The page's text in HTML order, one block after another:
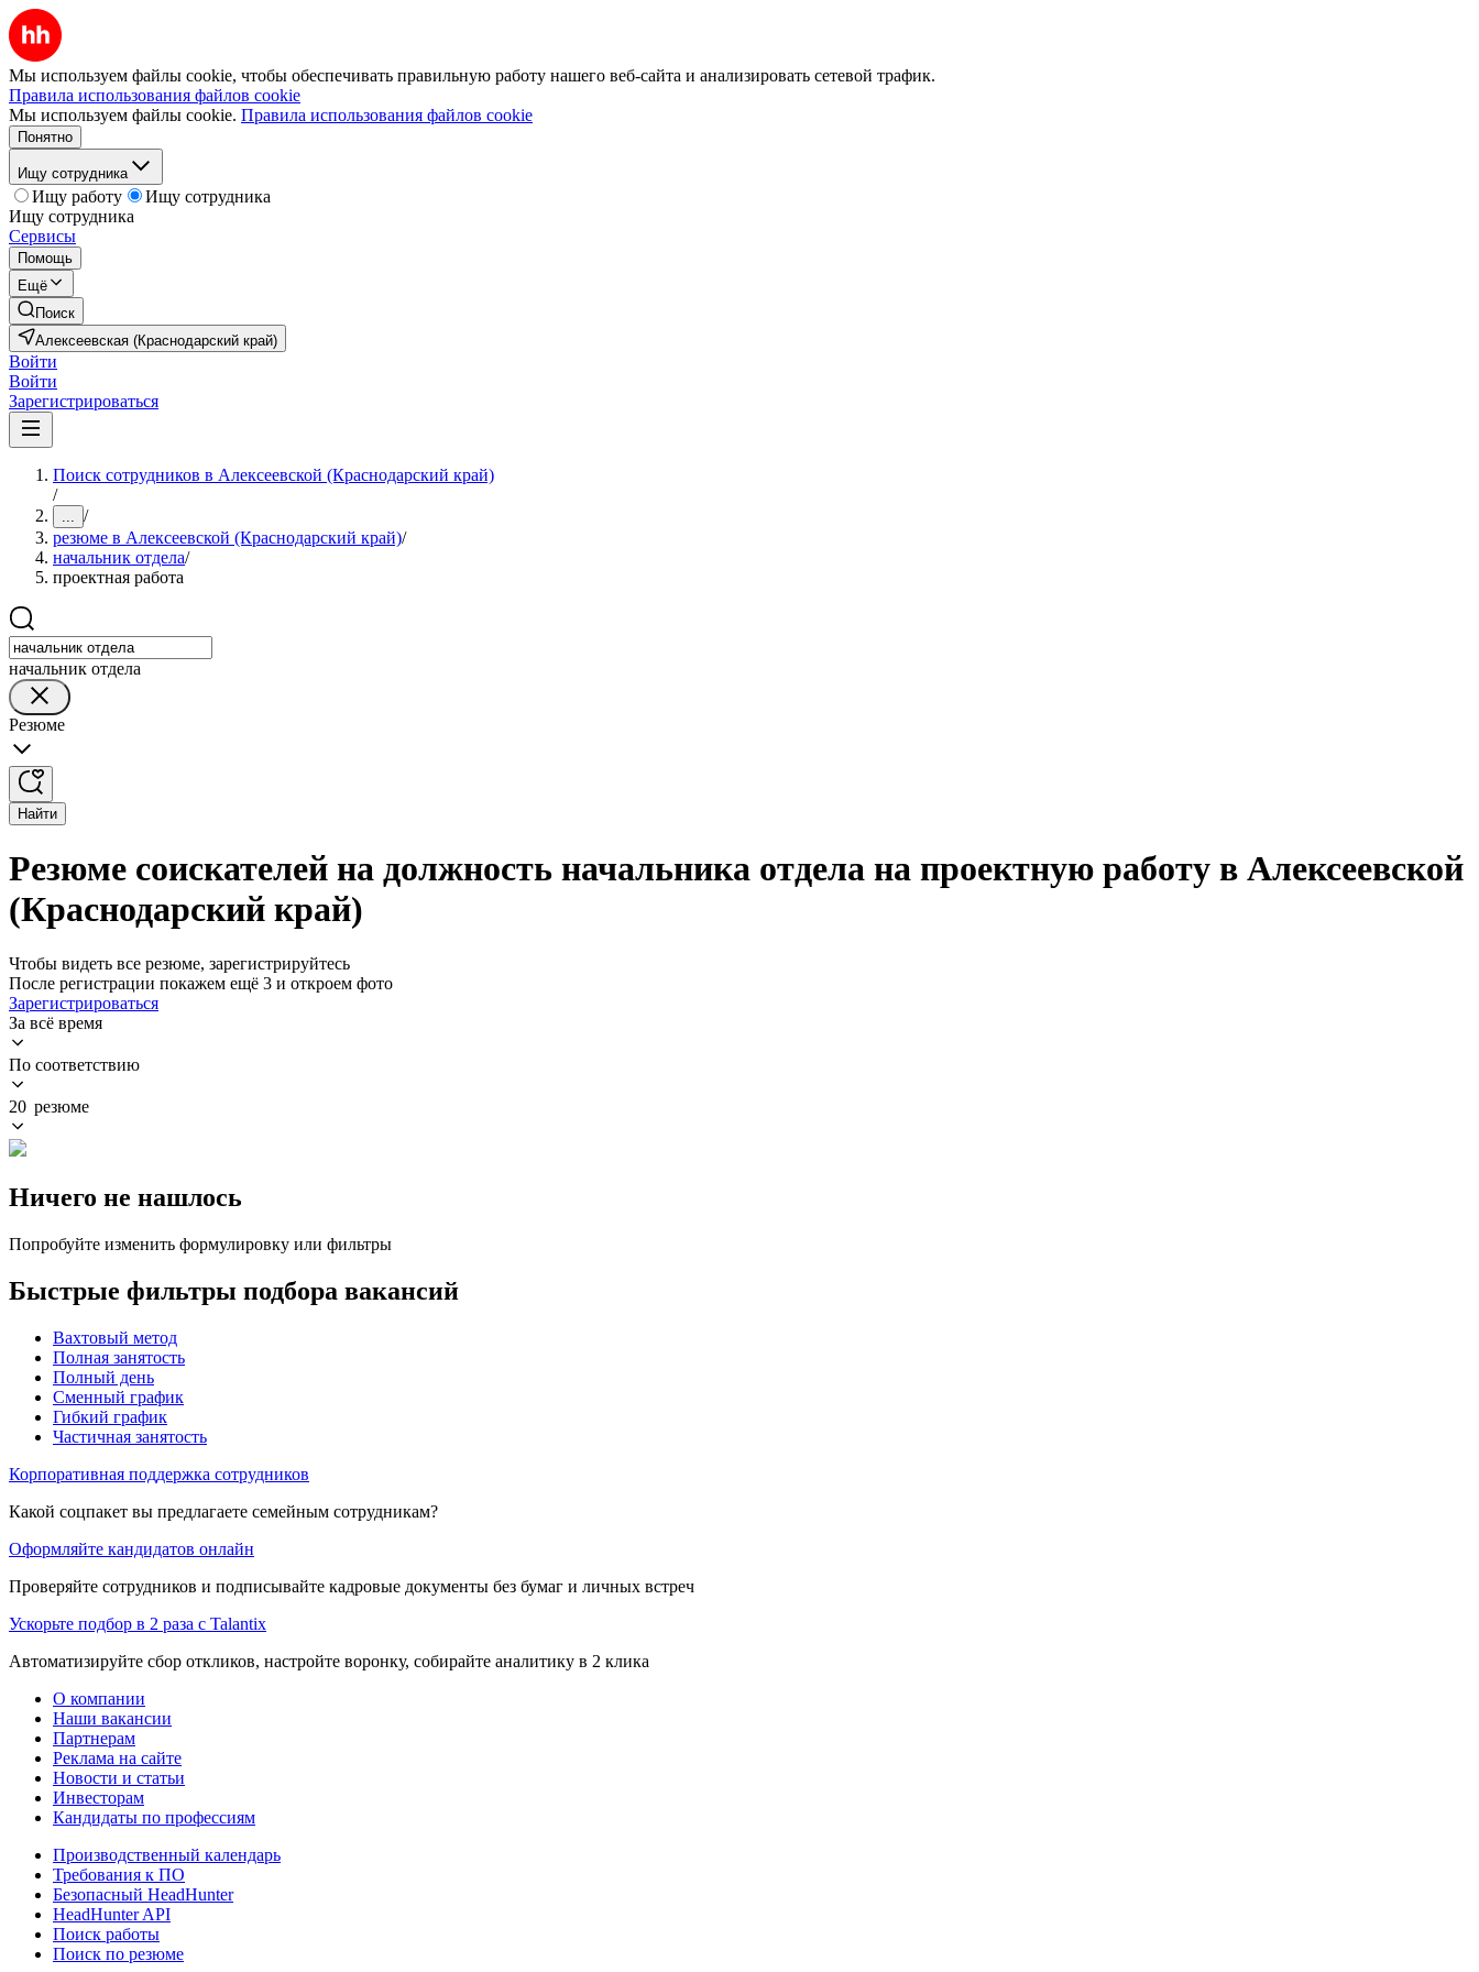
Мы используем файлы cookie, чтобы обеспечивать правильную работу нашего веб-сайта и анализировать сетевой трафик.
Правила использования файлов cookie
Мы используем файлы cookie. Правила использования файлов cookie
Понятно
Ищу сотрудника
Ищу работу
Ищу сотрудника
Ищу сотрудника
Сервисы
Помощь
Ещё
Поиск
Алексеевская (Краснодарский край)
Войти
Войти
Зарегистрироваться
Поиск сотрудников в Алексеевской (Краснодарский край)
/
... /
резюме в Алексеевской (Краснодарский край)/
начальник отдела/
проектная работа
начальник отдела
Резюме
Найти
Резюме соискателей на должность начальника отдела на проектную работу в Алексеевской
(Краснодарский край)
Чтобы видеть все резюме, зарегистрируйтесь
После регистрации покажем ещё 3 и откроем фото
Зарегистрироваться
За всё время
По соответствию
20 резюме
Ничего не нашлось
Попробуйте изменить формулировку или фильтры
Быстрые фильтры подбора вакансий
Вахтовый метод
Полная занятость
Полный день
Сменный график
Гибкий график
Частичная занятость
Корпоративная поддержка сотрудников
Какой соцпакет вы предлагаете семейным сотрудникам?
Оформляйте кандидатов онлайн
Проверяйте сотрудников и подписывайте кадровые документы без бумаг и личных встреч
Ускорьте подбор в 2 раза с Talantix
Автоматизируйте сбор откликов, настройте воронку, собирайте аналитику в 2 клика
О компании
Наши вакансии
Партнерам
Реклама на сайте
Новости и статьи
Инвесторам
Кандидаты по профессиям
Производственный календарь
Требования к ПО
Безопасный HeadHunter
HeadHunter API
Поиск работы
Поиск по резюме